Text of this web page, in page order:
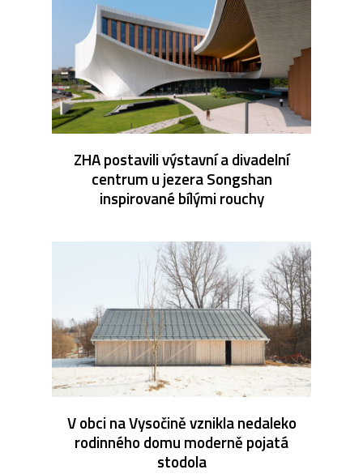
ZHA postavili výstavní a divadelní
centrum u jezera Songshan
inspirované bílými rouchy
V obci na Vysočině vznikla nedaleko
rodinného domu moderně pojatá
stodola